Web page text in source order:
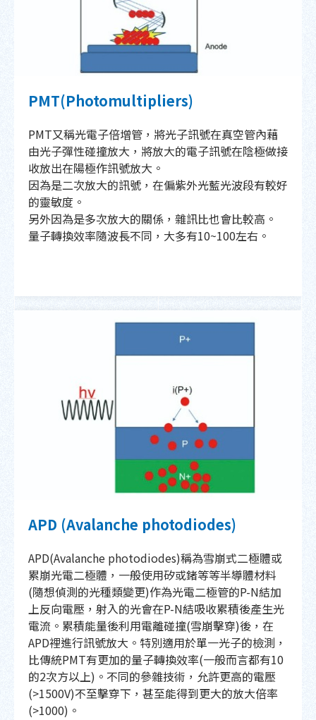
PMT(Photomultipliers)
PMT又稱光電子倍增管，將光子訊號在真空管內藉
由光子彈性碰撞放大，將放大的電子訊號在陰極做接
收放出在陽極作訊號放大。
因為是二次放大的訊號，在偏紫外光藍光波段有較好
的靈敏度。
另外因為是多次放大的關係，雜訊比也會比較高。
量子轉換效率隨波長不同，大多有10~100左右。
APD (Avalanche photodiodes)
APD(Avalanche photodiodes)稱為雪崩式二極體或
累崩光電二極體，一般使用矽或鍺等等半導體材料
(隨想偵測的光種類變更)作為光電二極管的P-N結加
上反向電壓，射入的光會在P-N結吸收累積後產生光
電流。累積能量後利用電離碰撞(雪崩擊穿)後，在
APD裡進行訊號放大。特別適用於單一光子的檢測，
比傳統PMT有更加的量子轉換效率(一般而言都有10
的2次方以上)。不同的參雜技術，允許更高的電壓
(>1500V)不至擊穿下，甚至能得到更大的放大倍率
(>1000)。